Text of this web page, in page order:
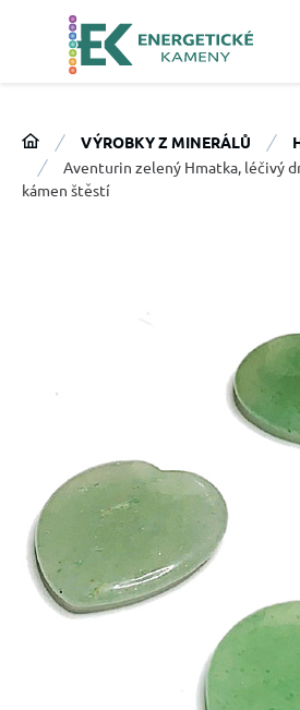
VÝROBKY Z MINERÁLŮ
Aventurin zelený Hmatka, léčivý
kámen štěstí